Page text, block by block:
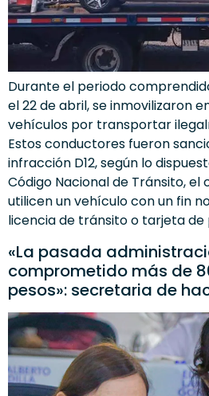
Durante el periodo
el 22 de abril, se inmovilizaron
vehículos por transportar
Estos conductores fueron
infracción D12, según lo
Código Nacional de Tránsito, el
utilicen un vehículo con un fin
licencia de tránsito o tarjeta de
«La pasada
comprometido más de
pesos»: secretaria de